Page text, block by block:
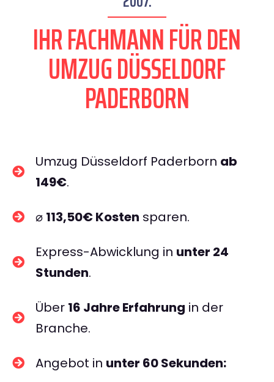
IHR FACHMANN FÜR DEN
UMZUG DÜSSELDORF
PADERBORN
Umzug Düsseldorf Paderborn ab
149€.
⌀ 113,50€ Kosten sparen.
Express-Abwicklung in unter 24
Stunden.
Über 16 Jahre Erfahrung in der
Branche.
Angebot in unter 60 Sekunden: